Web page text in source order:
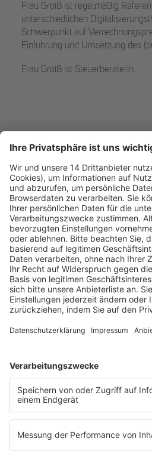
Frau Groiß ist regelmäßig
unterschiedlichen
Schwerpunkt auf
Einführung und Umsetzung des
Frau Groiß ist Steuerberaterin.
Fachmedien Recht und Wirtschaft
Ein Fachbereich der
dfv Mediengruppe
Mainzer Landstr. 251
60326 Frankfurt am Main
E-Mail:info@ruw.de
Web:https://www.ruw.de
AGB
Datenschutzerklärung
Genderhinweis
Cookie-Einstellungen